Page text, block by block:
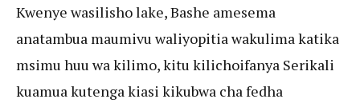
Kwenye wasilisho lake, Bashe amesema
anatambua maumivu waliyopitia wakulima katika
msimu huu wa kilimo, kitu kilichoifanya Serikali
kuamua kutenga kiasi kikubwa cha fedha